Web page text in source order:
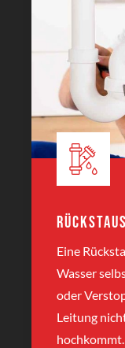
Eine
Wasser
oder
Leitung
hochkommt.